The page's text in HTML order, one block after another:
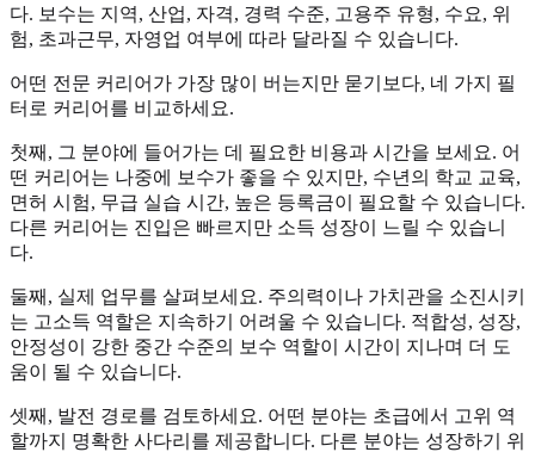
다. 보수는 지역, 산업, 자격, 경력 수준, 고용주 유형, 수요, 위
험, 초과근무, 자영업 여부에 따라 달라질 수 있습니다.
어떤 전문 커리어가 가장 많이 버는지만 묻기보다, 네 가지 필
터로 커리어를 비교하세요.
첫째, 그 분야에 들어가는 데 필요한 비용과 시간을 보세요. 어
떤 커리어는 나중에 보수가 좋을 수 있지만, 수년의 학교 교육,
면허 시험, 무급 실습 시간, 높은 등록금이 필요할 수 있습니다.
다른 커리어는 진입은 빠르지만 소득 성장이 느릴 수 있습니
다.
둘째, 실제 업무를 살펴보세요. 주의력이나 가치관을 소진시키
는 고소득 역할은 지속하기 어려울 수 있습니다. 적합성, 성장,
안정성이 강한 중간 수준의 보수 역할이 시간이 지나며 더 도
움이 될 수 있습니다.
셋째, 발전 경로를 검토하세요. 어떤 분야는 초급에서 고위 역
할까지 명확한 사다리를 제공합니다. 다른 분야는 성장하기 위